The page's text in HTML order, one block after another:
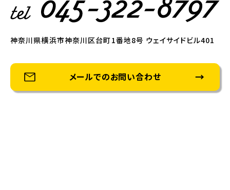
神奈川県横浜市神奈川区台町1番地8号 ウェイサイドビル401
メールでのお問い合わせ